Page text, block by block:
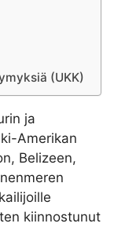
(UKK)
ja
Amerikan
Belizeen,
kiinnostunut